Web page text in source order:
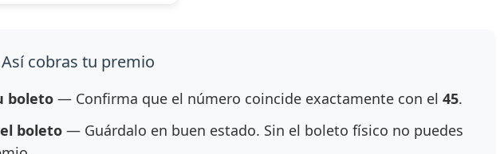
Así cobras tu premio
boleto — Confirma que el número coincide exactamente con el 45.
boleto — Guárdalo en buen estado. Sin el boleto físico no puedes